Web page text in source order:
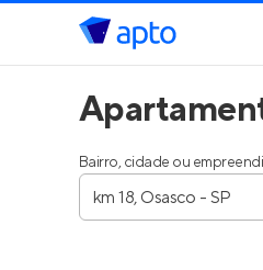
Bairro, cidade ou